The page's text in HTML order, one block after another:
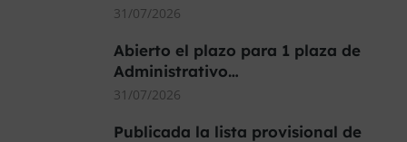
31/07/2026
Abierto el plazo para 1 plaza de
Administrativo…
31/07/2026
Publicada la lista provisional de